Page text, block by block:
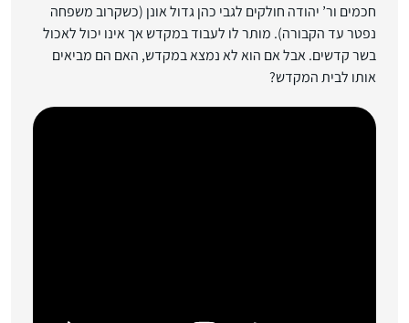
חכמים ור’ יהודה חולקים לגבי כהן גדול אונן (כשקרוב משפחה
נפטר עד הקבורה). מותר לו לעבוד במקדש אך אינו יכול לאכול
בשר קדשים. אבל אם הוא לא נמצא במקדש, האם הם מביאים
אותו לבית המקדש?